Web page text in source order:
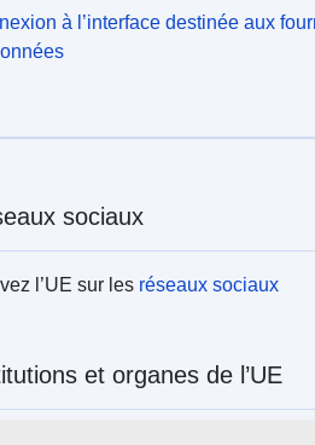
à l’interface destinée aux
sociaux
l’UE sur les réseaux sociaux
et organes de l’UE